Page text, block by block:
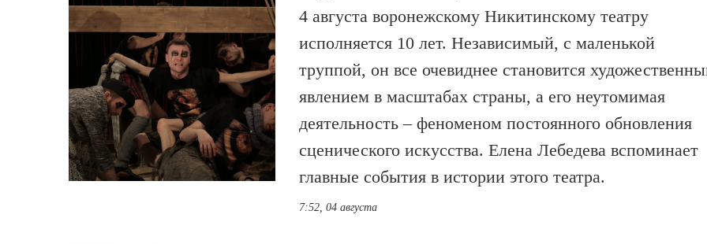
4 августа воронежскому Никитинскому театру
исполняется 10 лет. Независимый, с маленькой
труппой, он все очевиднее становится
явлением в масштабах страны, а его неутомимая
деятельность – феноменом постоянного обновления
сценического искусства. Елена Лебедева вспоминает
главные события в истории этого театра.
7:52, 04 августа